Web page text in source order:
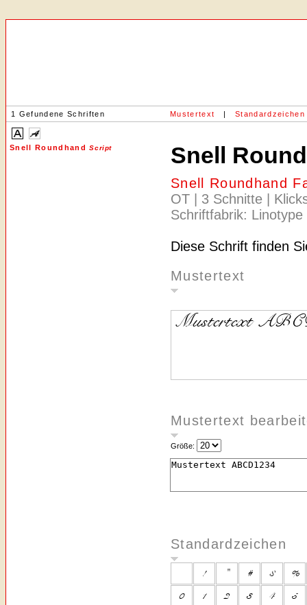
1 Gefundene Schriften Mustertext | Standardzeichen
Snell RoundhandScript Snell
Snell Roundhand
OT | 3 Schnitte |
Schriftfabrik: Linotype
Diese Schrift finden
Mustertext
Mustertext
Größe:
Standardzeichen